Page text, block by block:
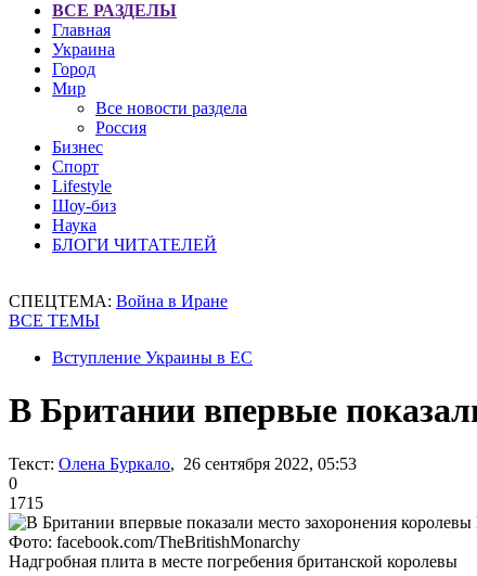
ВСЕ РАЗДЕЛЫ
Главная
Украина
Город
Мир
Все новости раздела
Россия
Бизнес
Спорт
Lifestyle
Шоу-биз
Наука
БЛОГИ ЧИТАТЕЛЕЙ
СПЕЦТЕМА: Война в Иране
ВСЕ ТЕМЫ
Вступление Украины в ЕС
В Британии впервые
Текст: Олена Буркало, 26 сентября 2022, 05:53
0
1715
Фото: facebook.com/TheBritishMonarchy
Надгробная плита в месте погребения британской королевы